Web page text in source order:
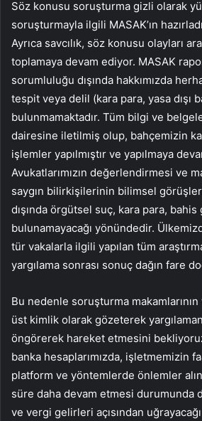
Söz konusu soruşturma gizli olarak
soruşturmayla ilgili MASAK’ın
Ayrıca savcılık, söz konusu olayları
toplamaya devam ediyor. MASAK
sorumluluğu dışında hakkımızda
tespit veya delil (kara para, yasa dışı
bulunmamaktadır. Tüm bilgi ve
dairesine iletilmiş olup, bahçemizin
işlemler yapılmıştır ve yapılmaya
Avukatlarımızın değerlendirmesi ve
saygın bilirkişilerinin bilimsel
dışında örgütsel suç, kara para, bahis
bulunamayacağı yönündedir.
tür vakalarla ilgili yapılan tüm
yargılama sonrası sonuç dağın fare
Bu nedenle soruşturma
üst kimlik olarak gözeterek
öngörerek hareket etmesini
banka hesaplarımızda, işletmemizin
platform ve yöntemlerde önlemler
süre daha devam etmesi durumunda
ve vergi gelirleri açısından uğrayacağı